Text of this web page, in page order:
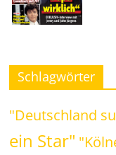
Schlagwörter
"Deutschland
ein Star"